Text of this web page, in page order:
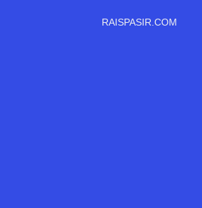
RAISPASIR.COM